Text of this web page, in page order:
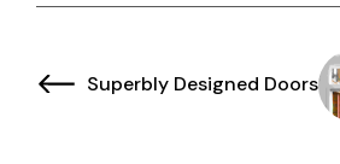
Superbly Designed Doors